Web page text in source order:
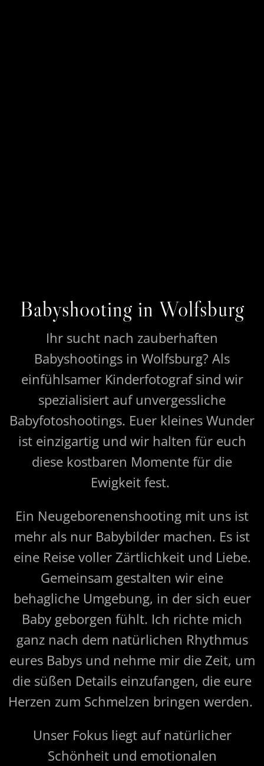
Babyshooting in Wolfsburg
Ihr sucht nach zauberhaften
Babyshootings in Wolfsburg? Als
einfühlsamer Kinderfotograf sind wir
spezialisiert auf unvergessliche
Babyfotoshootings. Euer kleines Wunder
ist einzigartig und wir halten für euch
diese kostbaren Momente für die
Ewigkeit fest.
Ein Neugeborenenshooting mit uns ist
mehr als nur Babybilder machen. Es ist
eine Reise voller Zärtlichkeit und Liebe.
Gemeinsam gestalten wir eine
behagliche Umgebung, in der sich euer
Baby geborgen fühlt. Ich richte mich
ganz nach dem natürlichen Rhythmus
eures Babys und nehme mir die Zeit, um
die süßen Details einzufangen, die eure
Herzen zum Schmelzen bringen werden.
Unser Fokus liegt auf natürlicher
Schönheit und emotionalen